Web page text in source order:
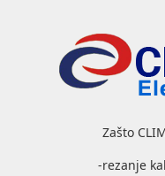
Zašto
-rezanje